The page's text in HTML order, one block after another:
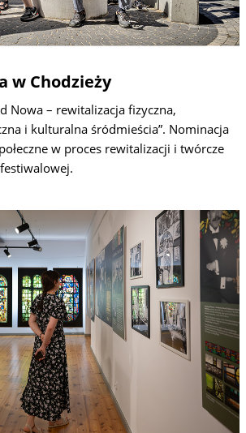
w Chodzieży
Nowa – rewitalizacja fizyczna,
i kulturalna śródmieścia”. Nominacja
w proces rewitalizacji i twórcze